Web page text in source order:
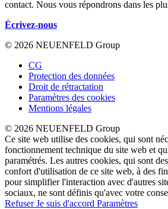
contact. Nous vous répondrons dans les
Écrivez-nous
© 2026 NEUENFELD Group
CG
Protection des données
Droit de rétractation
Paramètres des cookies
Mentions légales
© 2026 NEUENFELD Group
Ce site web utilise des cookies, qui sont
fonctionnement technique du site web et
paramétrés. Les autres cookies, qui sont
confort d'utilisation de ce site web, à des
pour simplifier l'interaction avec d'autres
sociaux, ne sont définis qu'avec votre
RefuserJe suis d'accord Paramètres